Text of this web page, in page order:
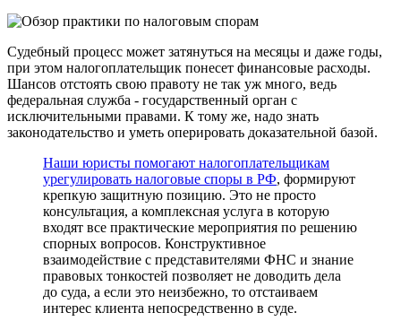
Судебный процесс может затянуться на месяцы и даже годы,
при этом налогоплательщик понесет финансовые расходы.
Шансов отстоять свою правоту не так уж много, ведь
федеральная служба - государственный орган с
исключительными правами. К тому же, надо знать
законодательство и уметь оперировать доказательной базой.
Наши юристы помогают налогоплательщикам
урегулировать налоговые споры в РФ, формируют
крепкую защитную позицию. Это не просто
консультация, а комплексная услуга в которую
входят все практические мероприятия по решению
спорных вопросов. Конструктивное
взаимодействие с представителями ФНС и знание
правовых тонкостей позволяет не доводить дела
до суда, а если это неизбежно, то отстаиваем
интерес клиента непосредственно в суде.